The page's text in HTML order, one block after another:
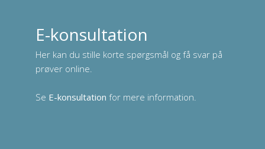
E-konsultation
Her kan du stille korte spørgsmål og få svar på
prøver online.
Se E-konsultation for mere information.